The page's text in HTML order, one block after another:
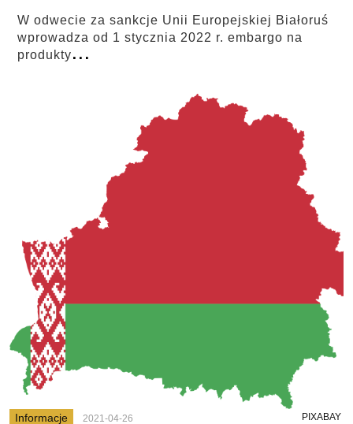
W odwecie za sankcje Unii Europejskiej Białoruś
wprowadza od 1 stycznia 2022 r. embargo na
produkty...
Informacje 2021-04-26 PIXABAY